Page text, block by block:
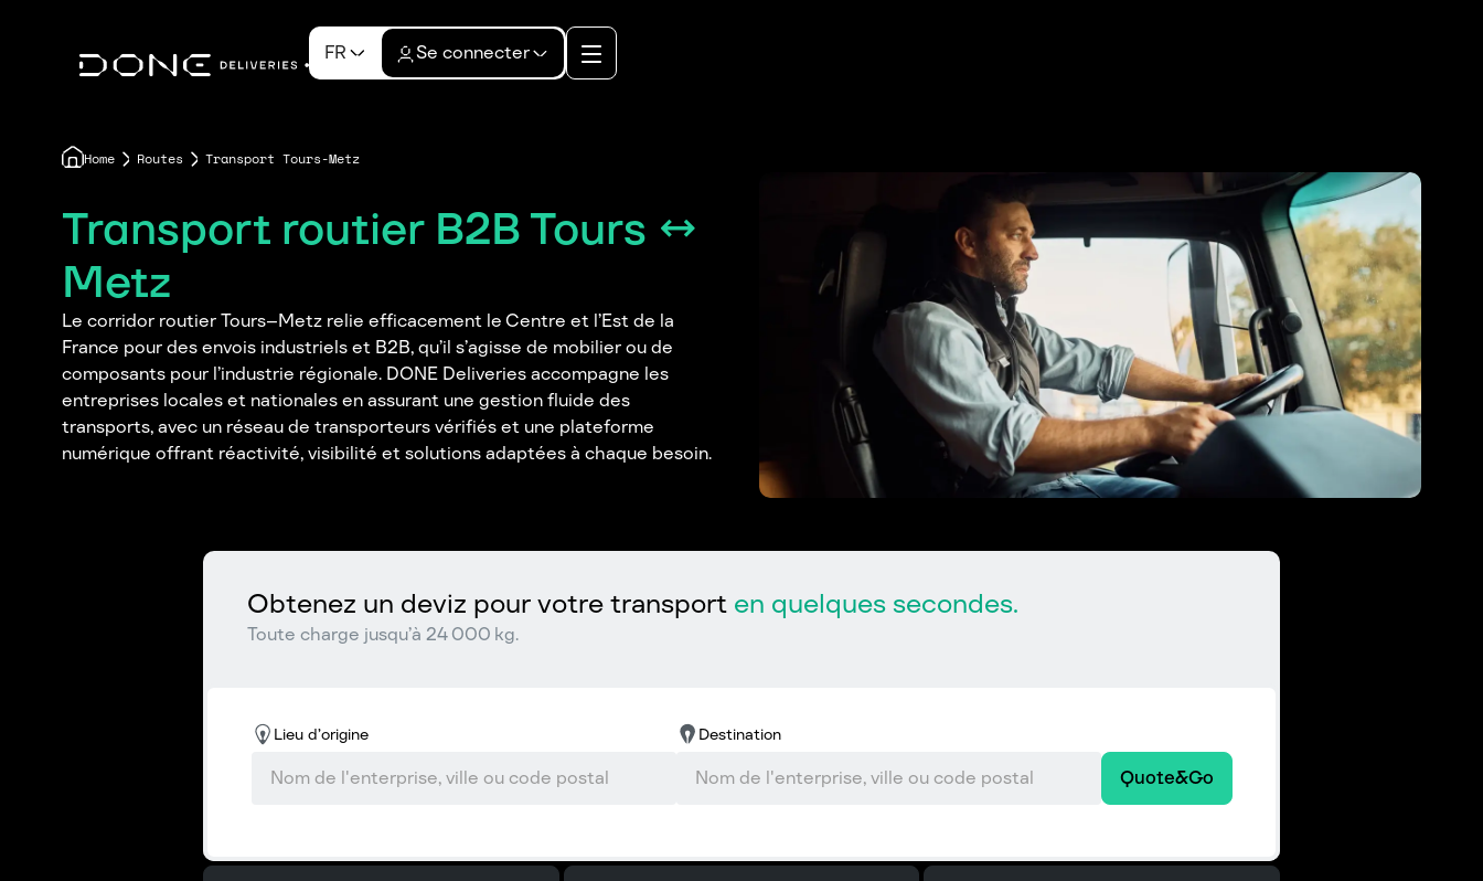
FR Se connecter
Home Routes Transport Tours-Metz
Transport routier B2B Tours ↔
Metz
Le corridor routier Tours–Metz relie efficacement le Centre et l’Est de la
France pour des envois industriels et B2B, qu’il s’agisse de mobilier ou de
composants pour l’industrie régionale. DONE Deliveries accompagne les
entreprises locales et nationales en assurant une gestion fluide des
transports, avec un réseau de transporteurs vérifiés et une plateforme
numérique offrant réactivité, visibilité et solutions adaptées à chaque besoin.
Obtenez un deviz pour votre transport en quelques secondes.
Toute charge jusqu’à 24 000 kg.
Lieu d’origine Destination
Quote&Go